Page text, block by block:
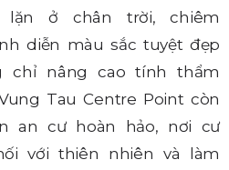
ở chân trời, chiêm
diễn màu sắc tuyệt đẹp
chỉ nâng cao tính thẩm
Tau Centre Point còn
an cư hoàn hảo, nơi cư
với thiên nhiên và làm